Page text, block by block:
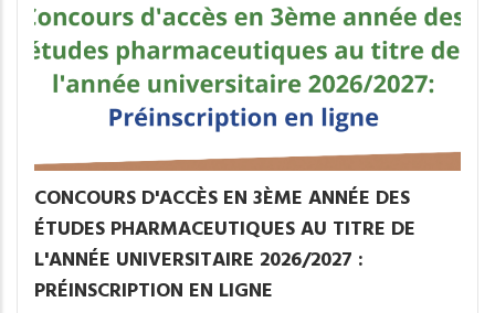
CONCOURS D'ACCÈS EN 3ÈME ANNÉE DES
ÉTUDES PHARMACEUTIQUES AU TITRE DE
L'ANNÉE UNIVERSITAIRE 2026/2027 :
PRÉINSCRIPTION EN LIGNE